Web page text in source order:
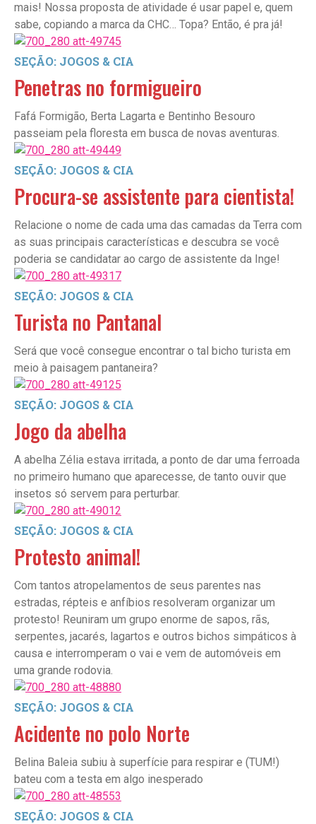
mais! Nossa proposta de atividade é usar papel e, quem
sabe, copiando a marca da CHC… Topa? Então, é pra já!
SEÇÃO: JOGOS & CIA
Penetras no formigueiro
Fafá Formigão, Berta Lagarta e Bentinho Besouro
passeiam pela floresta em busca de novas aventuras.
SEÇÃO: JOGOS & CIA
Procura-se assistente para cientista!
Relacione o nome de cada uma das camadas da Terra com
as suas principais características e descubra se você
poderia se candidatar ao cargo de assistente da Inge!
SEÇÃO: JOGOS & CIA
Turista no Pantanal
Será que você consegue encontrar o tal bicho turista em
meio à paisagem pantaneira?
SEÇÃO: JOGOS & CIA
Jogo da abelha
A abelha Zélia estava irritada, a ponto de dar uma ferroada
no primeiro humano que aparecesse, de tanto ouvir que
insetos só servem para perturbar.
SEÇÃO: JOGOS & CIA
Protesto animal!
Com tantos atropelamentos de seus parentes nas
estradas, répteis e anfíbios resolveram organizar um
protesto! Reuniram um grupo enorme de sapos, rãs,
serpentes, jacarés, lagartos e outros bichos simpáticos à
causa e interromperam o vai e vem de automóveis em
uma grande rodovia.
SEÇÃO: JOGOS & CIA
Acidente no polo Norte
Belina Baleia subiu à superfície para respirar e (TUM!)
bateu com a testa em algo inesperado
SEÇÃO: JOGOS & CIA